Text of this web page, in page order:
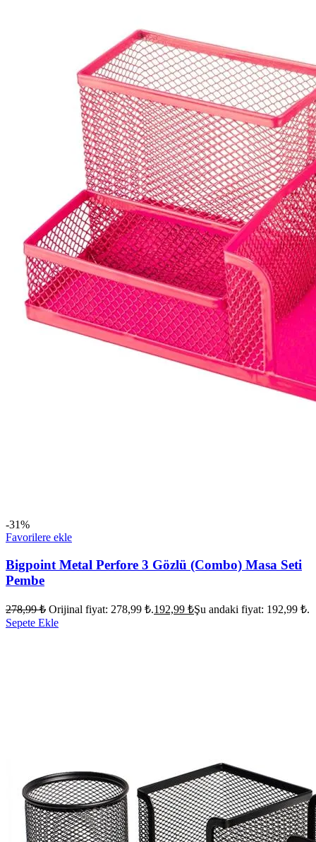
-31%
Favorilere ekle
Bigpoint Metal Perfore 3 Gözlü (Combo) Masa Seti
Pembe
278,99₺ Orijinal fiyat: 278,99 ₺.192,99 ₺Şu andaki fiyat: 192,99 ₺.
Sepete Ekle